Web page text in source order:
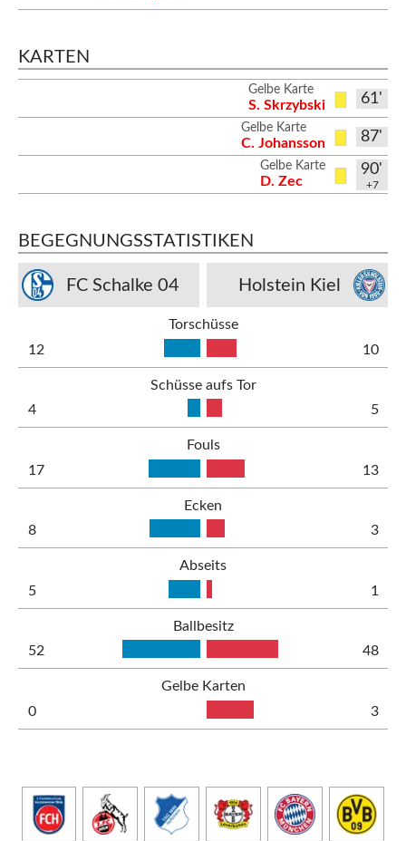
KARTEN
61'
Gelbe Karte
S. Skrzybski
87'
Gelbe Karte
C. Johansson
90'
+7
Gelbe Karte
D. Zec
BEGEGNUNGSSTATISTIKEN
FC Schalke 04 Holstein Kiel
Torschüsse
12
10
Schüsse aufs Tor
4
5
Fouls
17
13
Ecken
8
3
Abseits
5
1
Ballbesitz
52
48
Gelbe Karten
0
3